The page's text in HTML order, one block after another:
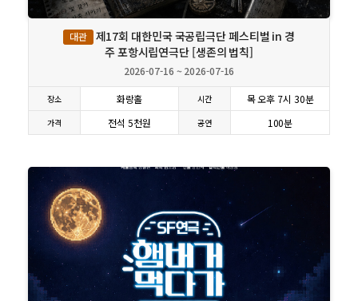
대관 제17회 대한민국 국공립극단 페스티벌 in 경
주 포항시립연극단 [생존의 법칙]
2026-07-16 ~ 2026-07-16
장소 화랑홀 시간 목 오후 7시 30분
가격 전석 5천원 공연 100분